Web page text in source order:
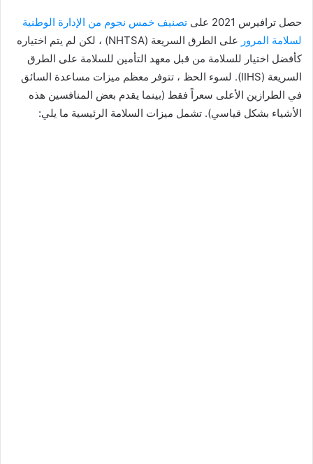
حصل ترافيرس 2021 على
تصنيف خمس نجوم من الإدارة الوطنية
لسلامة المرور
على الطرق السريعة (NHTSA) ، لكن لم يتم اختياره
كأفضل اختيار للسلامة من قبل معهد التأمين للسلامة على الطرق
السريعة (IIHS). لسوء الحظ ، تتوفر معظم ميزات مساعدة السائق
في الطرازين الأعلى سعراً فقط (بينما يقدم بعض المنافسين هذه
الأشياء بشكل قياسي). تشمل ميزات السلامة الرئيسية ما يلي: